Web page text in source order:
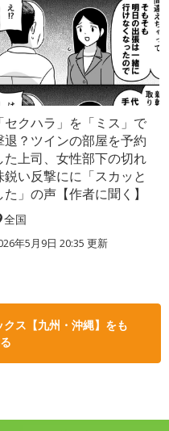
「セクハラ」を「ミス」で
退？ツインの部屋を予約
た上司、女性部下の切れ
鋭い反撃にに「スカッと
た」の声【作者に聞く】
全国
年5月9日 20:35 更新
ス【九州・沖縄】をも